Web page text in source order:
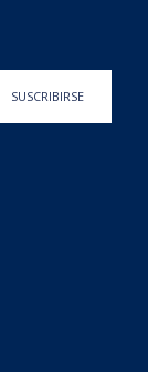
SUSCRIBIRSE